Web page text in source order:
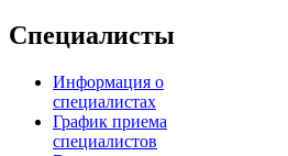
Специалисты
Информация о
специалистах
График приема
специалистов